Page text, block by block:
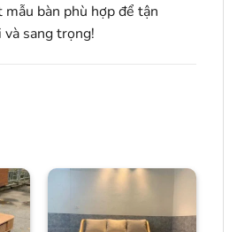
mẫu bàn phù hợp để tận
sang trọng!